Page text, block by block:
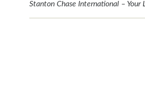
Stanton Chase International – Your